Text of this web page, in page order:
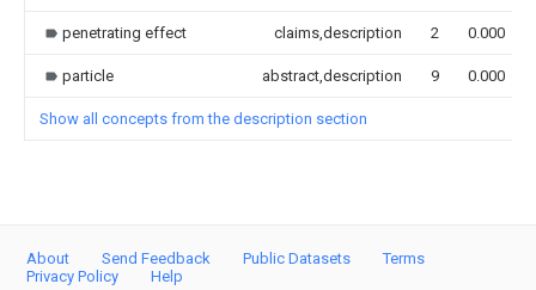
penetrating effect claims,description 2 0.000
particle abstract,description 9 0.000
Show all concepts from the description section
About Send Feedback Public Datasets
Terms
Privacy Policy
Help